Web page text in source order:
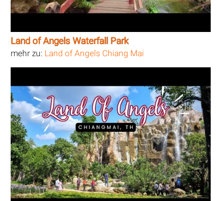
Land of Angels Waterfall Park
mehr zu: Land of Angels Chiang Mai